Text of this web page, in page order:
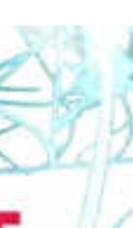
ASEF
Aula de Deportes
acción